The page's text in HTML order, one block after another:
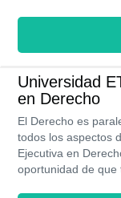
red aliat
formando
son accesibles
oportunidad.
Universidad
en Derecho
El Derecho es
todos los aspectos
Ejecutiva en
oportunidad de que